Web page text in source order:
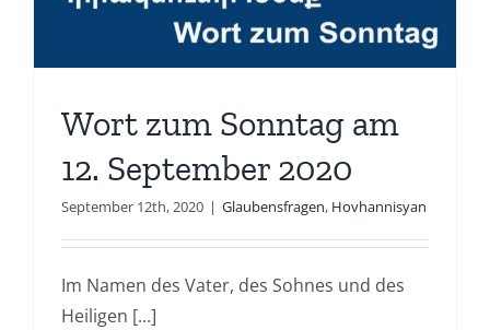
Wort zum Sonntag am
12. September 2020
September 12th, 2020 | Glaubensfragen, Hovhannisyan
Im Namen des Vater, des Sohnes und des
Heiligen [...]